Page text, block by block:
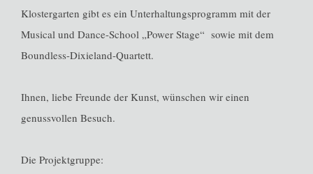
Klostergarten gibt es ein Unterhaltungsprogramm mit der
Musical und Dance-School „Power Stage“ sowie mit dem
Boundless-Dixieland-Quartett.
Ihnen, liebe Freunde der Kunst, wünschen wir einen
genussvollen Besuch.
Die Projektgruppe: